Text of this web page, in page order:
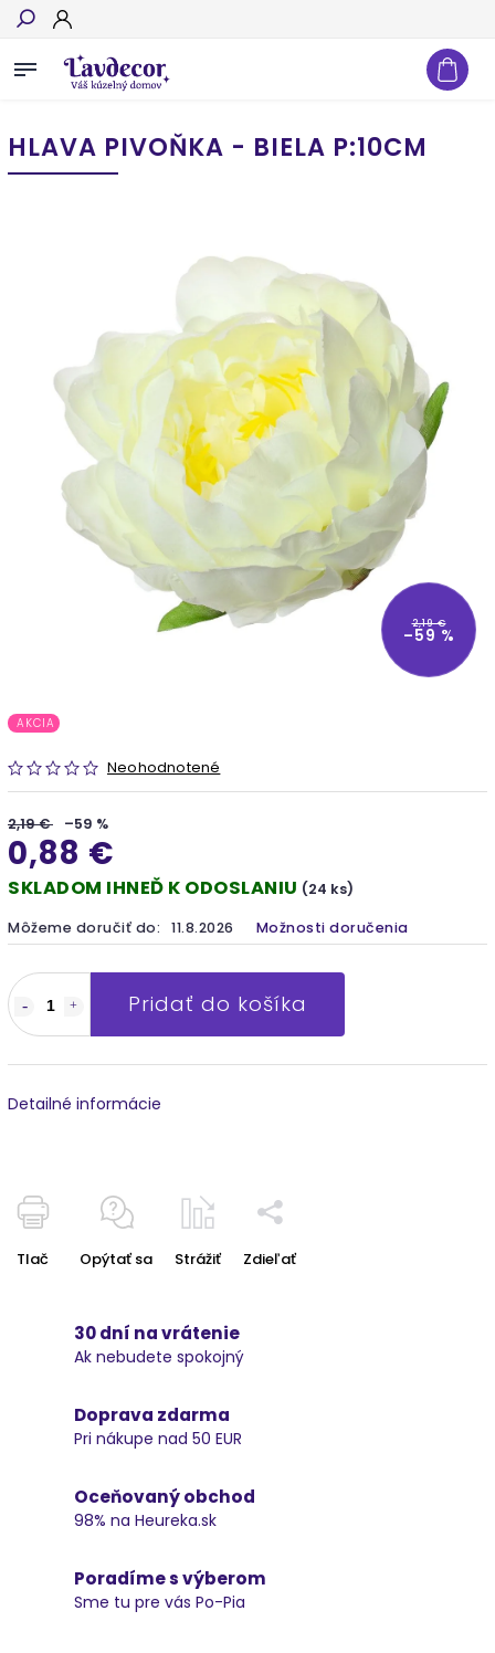
Hľadať
HLAVA PIVOŇKA - BIELA P:10CM
2,19 €
–59 %
AKCIA
Neohodnotené
2,19 € –59 %
0,88 €
SKLADOM IHNEĎ K ODOSLANIU (24 ks)
Môžeme doručiť do: 11.8.2026 Možnosti doručenia
Pridať do košíka
Detailné informácie
Tlač Opýtať sa Strážiť Zdieľať
30 dní na vrátenie
Ak nebudete spokojný
Doprava zdarma
Pri nákupe nad 50 EUR
Oceňovaný obchod
98% na Heureka.sk
Poradíme s výberom
Sme tu pre vás Po-Pia